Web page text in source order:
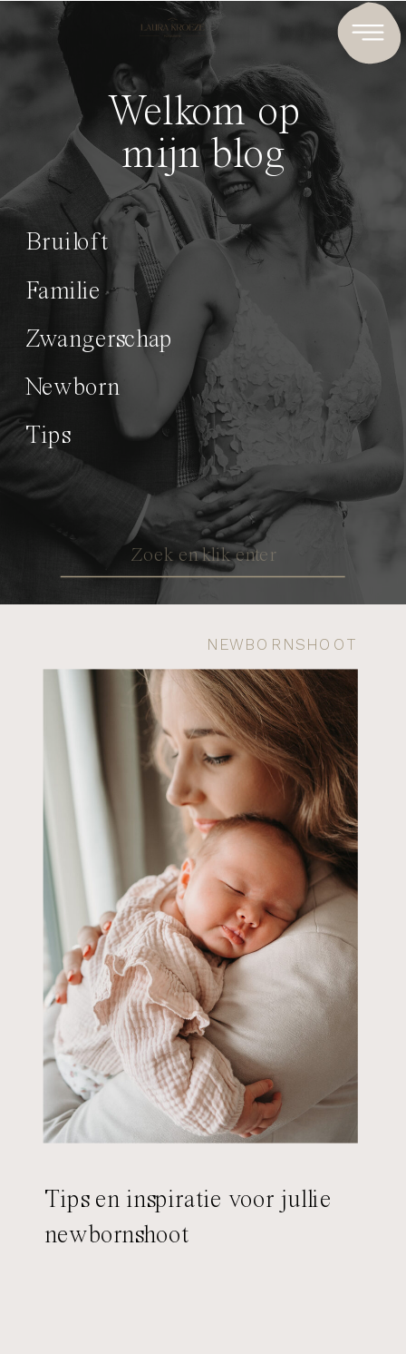
Tips
Newborn
Zwangerschap
Familie
Bruiloft
Search
Welkom op
mijn blog
Tips en inspiratie voor jullie
newbornshoot
NEWBORNSHOOT